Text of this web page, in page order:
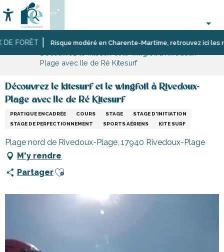
au
contenu
principal
FORÊT Risque modéré en Charente-Martime, retrouvez ici les
Accessibilité
Recherche
--°
Accueil
Activités,
cours
découverte
Sport
sensation
Plage avec Ile de Ré Kitesurf
Découvrez le kitesurf et le wingfoil à Rivedoux-
Plage avec Ile de Ré Kitesurf
PRATIQUE ENCADRÉE COURS STAGE
STAGE D'INITIATION
STAGE DE PERFECTIONNEMENT
SPORTS AÉRIENS KITE SURF
Plage nord de Rivedoux-Plage, 17940 Rivedoux-Plage
M'y rendre
PartagerAjouter aux favoris